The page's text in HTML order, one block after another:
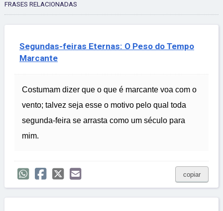
FRASES RELACIONADAS
Segundas-feiras Eternas: O Peso do Tempo
Marcante
Costumam dizer que o que é marcante voa com o
vento; talvez seja esse o motivo pelo qual toda
segunda-feira se arrasta como um século para
mim.
copiar